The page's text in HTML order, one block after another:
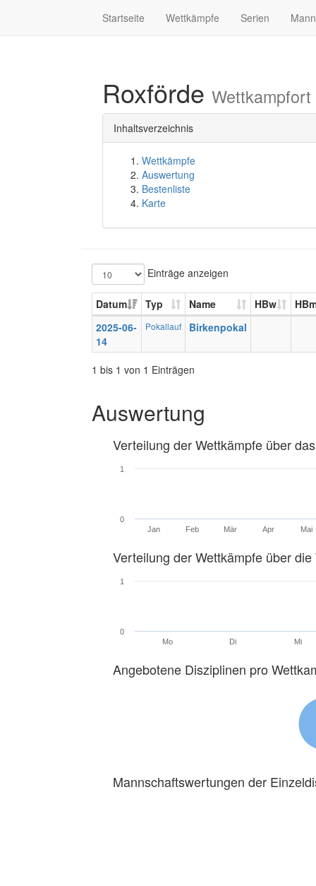
Startseite Wettkämpfe Serien
Roxförde Wettkampfort
Inhaltsverzeichnis
Wettkämpfe
Auswertung
Bestenliste
Karte
Einträge anzeigen
Datum Typ Name HBw
2025-06-
14
Pokallauf Birkenpokal
1 bis 1 von 1 Einträgen
Auswertung
Verteilung der Wettkämpfe über
Jan Feb Mär Apr Mai
0
1
Verteilung der Wettkämpfe über die
Mo Di Mi
0
1
Angebotene Disziplinen pro
Mannschaftswertungen der